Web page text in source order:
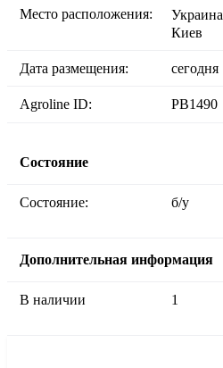
Место расположения:
Украина
Киев
Дата размещения: сегодня
Agroline ID: PB1490
Состояние
Состояние: б/у
Дополнительная информация
В наличии 1